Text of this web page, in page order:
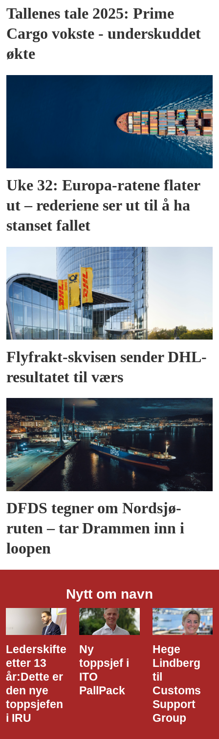
Tallenes tale 2025: Prime
Cargo vokste - underskuddet
økte
Uke 32: Europa-ratene flater
ut – rederiene ser ut til å ha
stanset fallet
Flyfrakt-skvisen sender DHL-
resultatet til værs
DFDS tegner om Nordsjø-
ruten – tar Drammen inn i
loopen
Nytt om navn
Ny
toppsjef i
ITO
PallPack
Hege
Lindberg
til
Customs
Dette er
den nye
i Narvik
Havn